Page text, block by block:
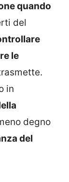
quando
del
le
in
degno
del